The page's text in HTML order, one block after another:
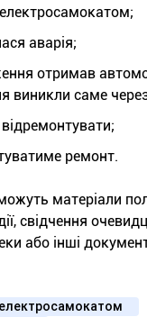
аварія;
отримав
виникли саме
ремонт.
матеріали
свідчення
або інші